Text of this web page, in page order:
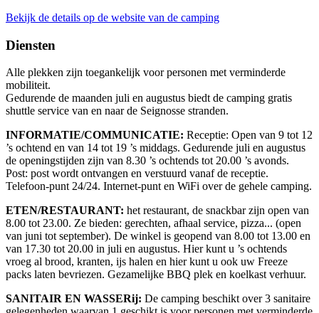
Bekijk de details op de website van de camping
Diensten
Alle plekken zijn toegankelijk voor personen met verminderde
mobiliteit.
Gedurende de maanden juli en augustus biedt de camping gratis
shuttle service van en naar de Seignosse stranden.
INFORMATIE/COMMUNICATIE: Receptie: Open van 9 tot 12
’s ochtend en van 14 tot 19 ’s middags. Gedurende juli en augustus
de openingstijden zijn van 8.30 ’s ochtends tot 20.00 ’s avonds.
Post: post wordt ontvangen en verstuurd vanaf de receptie.
Telefoon-punt 24/24. Internet-punt en WiFi over de gehele camping.
ETEN/RESTAURANT: het restaurant, de snackbar zijn open van
8.00 tot 23.00. Ze bieden: gerechten, afhaal service, pizza... (open
van juni tot september). De winkel is geopend van 8.00 tot 13.00 en
van 17.30 tot 20.00 in juli en augustus. Hier kunt u ’s ochtends
vroeg al brood, kranten, ijs halen en hier kunt u ook uw Freeze
packs laten bevriezen. Gezamelijke BBQ plek en koelkast verhuur.
SANITAIR EN WASSERij: De camping beschikt over 3 sanitaire